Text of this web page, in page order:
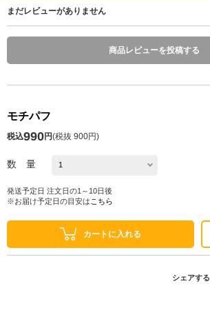
まだレビューがありません
商品レビューを投稿する
モチパフ
税込990円(税抜 900円)
数 量
発送予定日 注文日の1～10日後
※お届け予定日の目安は こちら
カートに入れる
シェアする